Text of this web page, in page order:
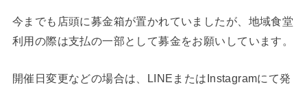
今までも店頭に募金箱が置かれていましたが、地域食堂
利用の際は支払の一部として募金をお願いしています。
開催日変更などの場合は、LINEまたはInstagramにて発